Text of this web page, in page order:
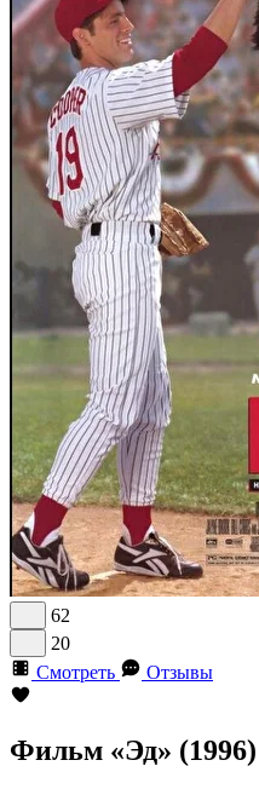
62
20
Смотреть
Отзывы
Фильм «Эд»